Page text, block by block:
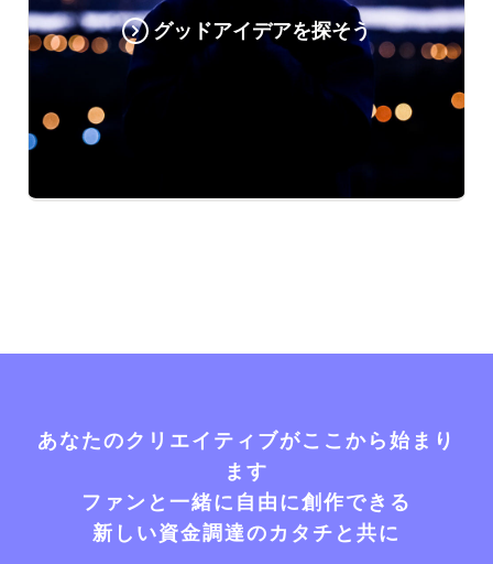
グッドアイデアを探そう
あなたのクリエイティブがここから始まり
ます
ファンと一緒に自由に創作できる
新しい資金調達のカタチと共に